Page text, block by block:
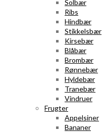
Solbær
Ribs
Hindbær
Stikkelsbær
Kirsebær
Blåbær
Brombær
Rønnebær
Hyldebær
Tranebær
Vindruer
Frugter
Appelsiner
Bananer